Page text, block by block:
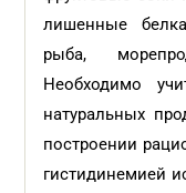
лишенные
рыба,
Необходимо
натуральных
построении
гистидинемией